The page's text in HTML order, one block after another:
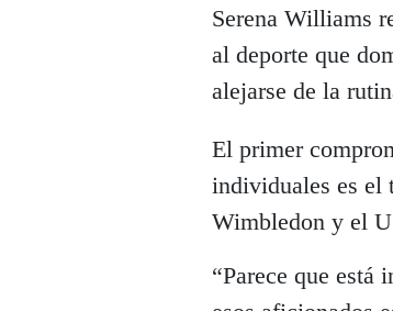
Serena Williams
al deporte que
alejarse de la
El primer
individuales es el
Wimbledon y el
“Parece que está